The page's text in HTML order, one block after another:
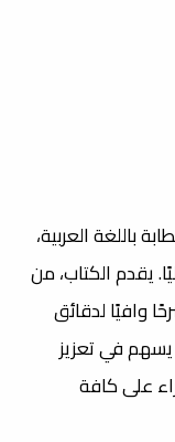
باللغة العربية،
يقدم الكتاب، من
وافيًا لدقائق
يسهم في تعزيز
على كافة